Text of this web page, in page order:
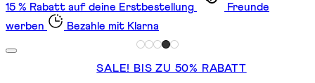
15 % Rabatt auf deine Erstbestellung
Freunde
werben
Bezahle mit Klarna
SALE! BIS ZU 50% RABATT